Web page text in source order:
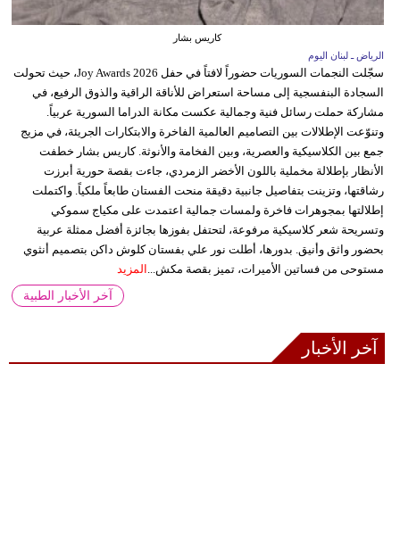
كاريس بشار
الرياض ـ لبنان اليوم
سجّلت النجمات السوريات حضوراً لافتاً في حفل Joy Awards 2026، حيث تحولت
السجادة البنفسجية إلى مساحة استعراض للأناقة الراقية والذوق الرفيع، في
مشاركة حملت رسائل فنية وجمالية عكست مكانة الدراما السورية عربياً.
وتنوّعت الإطلالات بين التصاميم العالمية الفاخرة والابتكارات الجريئة، في مزيج
جمع بين الكلاسيكية والعصرية، وبين الفخامة والأنوثة. كاريس بشار خطفت
الأنظار بإطلالة مخملية باللون الأخضر الزمردي، جاءت بقصة حورية أبرزت
رشاقتها، وتزينت بتفاصيل جانبية دقيقة منحت الفستان طابعاً ملكياً. واكتملت
إطلالتها بمجوهرات فاخرة ولمسات جمالية اعتمدت على مكياج سموكي
وتسريحة شعر كلاسيكية مرفوعة، لتحتفل بفوزها بجائزة أفضل ممثلة عربية
بحضور واثق وأنيق. بدورها، أطلت نور علي بفستان كلوش داكن بتصميم أنثوي
مستوحى من فساتين الأميرات، تميز بقصة مكش... المزيد
آخر الأخبار الطبية
آخر الأخبار